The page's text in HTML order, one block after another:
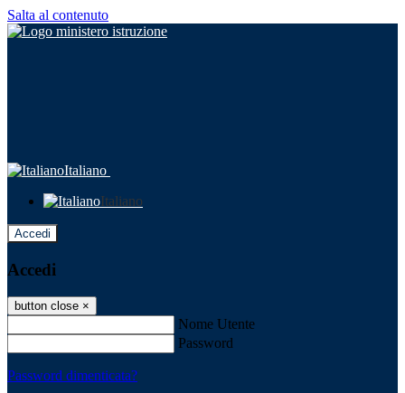
Salta al contenuto
Italiano
Italiano
Accedi
Accedi
button close ×
Nome Utente
Password
Password dimenticata?